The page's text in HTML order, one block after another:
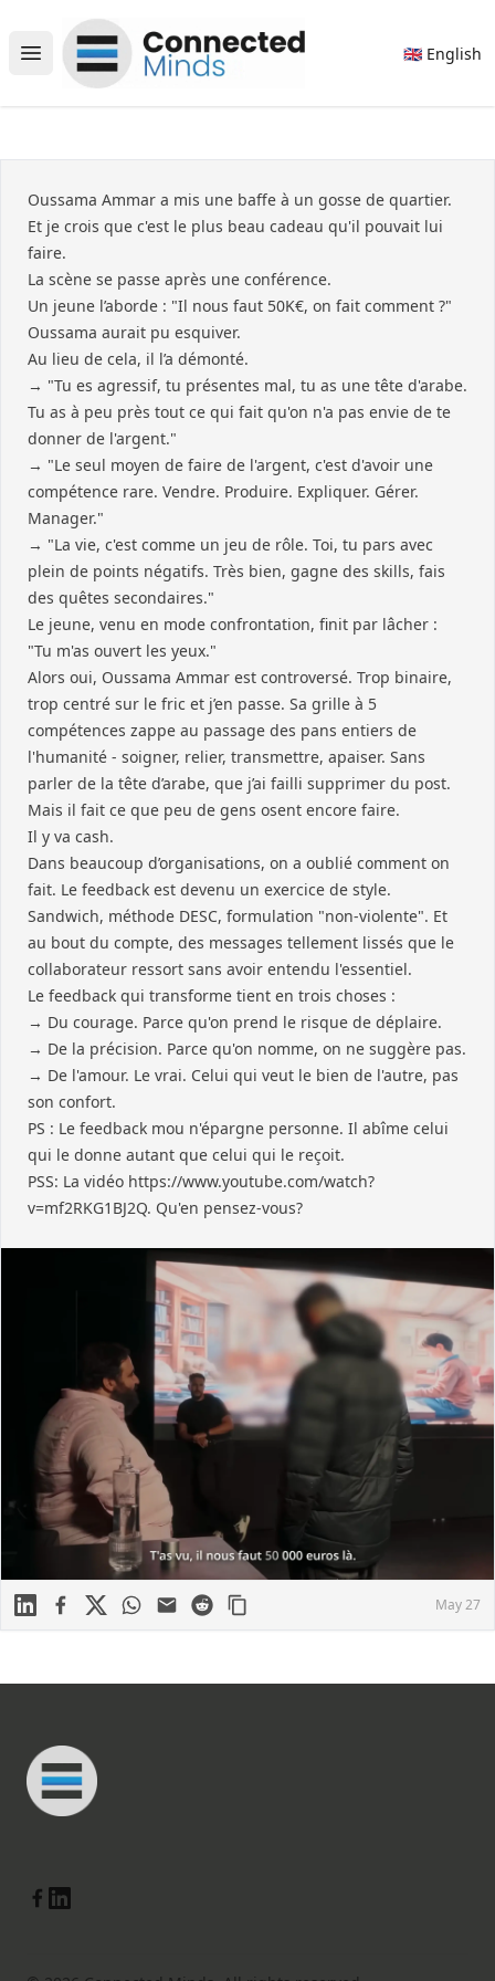
Open main menu
Connected Minds
🇬🇧 English
Oussama Ammar a mis une baffe à un gosse de quartier.
Et je crois que c'est le plus beau cadeau qu'il pouvait lui
faire.
La scène se passe après une conférence.
Un jeune l’aborde : "Il nous faut 50K€, on fait comment ?"
Oussama aurait pu esquiver.
Au lieu de cela, il l’a démonté.
→ "Tu es agressif, tu présentes mal, tu as une tête d'arabe.
Tu as à peu près tout ce qui fait qu'on n'a pas envie de te
donner de l'argent."
→ "Le seul moyen de faire de l'argent, c'est d'avoir une
compétence rare. Vendre. Produire. Expliquer. Gérer.
Manager."
→ "La vie, c'est comme un jeu de rôle. Toi, tu pars avec
plein de points négatifs. Très bien, gagne des skills, fais
des quêtes secondaires."
Le jeune, venu en mode confrontation, finit par lâcher :
"Tu m'as ouvert les yeux."
Alors oui, Oussama Ammar est controversé. Trop binaire,
trop centré sur le fric et j’en passe. Sa grille à 5
compétences zappe au passage des pans entiers de
l'humanité - soigner, relier, transmettre, apaiser. Sans
parler de la tête d’arabe, que j’ai failli supprimer du post.
Mais il fait ce que peu de gens osent encore faire.
Il y va cash.
Dans beaucoup d’organisations, on a oublié comment on
fait. Le feedback est devenu un exercice de style.
Sandwich, méthode DESC, formulation "non-violente". Et
au bout du compte, des messages tellement lissés que le
collaborateur ressort sans avoir entendu l'essentiel.
Le feedback qui transforme tient en trois choses :
→ Du courage. Parce qu'on prend le risque de déplaire.
→ De la précision. Parce qu'on nomme, on ne suggère pas.
→ De l'amour. Le vrai. Celui qui veut le bien de l'autre, pas
son confort.
PS : Le feedback mou n'épargne personne. Il abîme celui
qui le donne autant que celui qui le reçoit.
PSS: La vidéo https://www.youtube.com/watch?
v=mf2RKG1BJ2Q. Qu'en pensez-vous?
LinkedinFacebook
X WhatsApp
Mail Reddit May 27
Connected Minds
Linkedin